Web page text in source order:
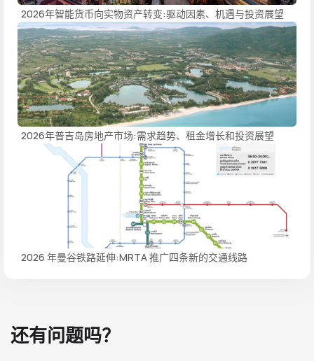
2026年智能货币向实物资产转变:驱动因素、机遇与投资展望
2026年普吉岛房地产市场:需求趋势、租金增长和投资展望
2026 年曼谷铁路延伸:MRTA 推广四条新的交通线路
还有问题吗？